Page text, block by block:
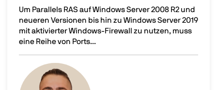
Um Parallels RAS auf Windows Server 2008 R2 und
neueren Versionen bis hin zu Windows Server 2019
mit aktivierter Windows-Firewall zu nutzen, muss
eine Reihe von Ports...
Firewall-Konfiguration ab Windows Server 2008 R2 für
Image